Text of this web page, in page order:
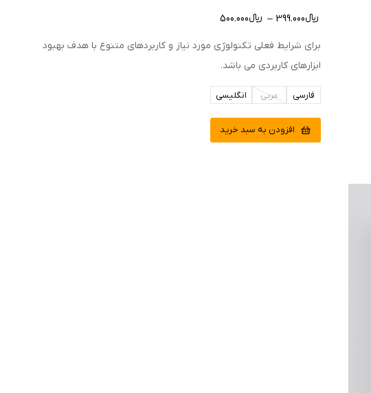
انگلیسی عربی فارسی
﷼399.000
– ﷼500.000
برای شرایط فعلی تکنولوژی مورد نیاز و کاربردهای متنوع با هدف بهبود
ابزارهای کاربردی می باشد.
افزودن به سبد خرید